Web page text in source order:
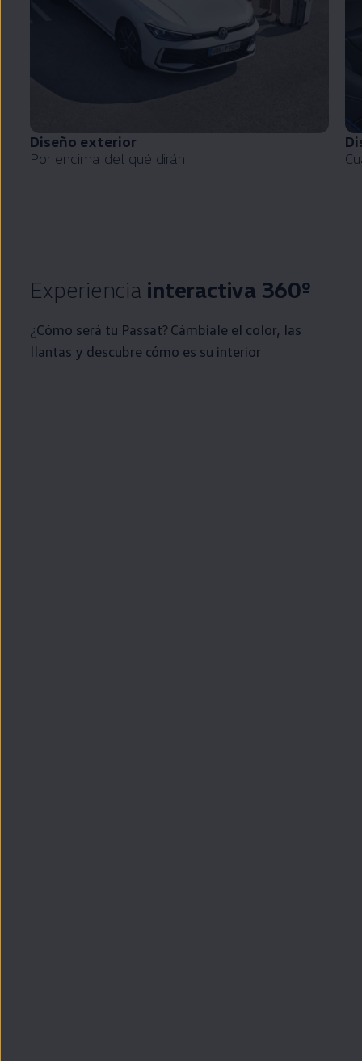
Diseño exterior
Por encima del qué dirán
Experiencia interactiva 360º
¿Cómo será tu Passat? Cámbiale el color, las
llantas y descubre cómo es su interior